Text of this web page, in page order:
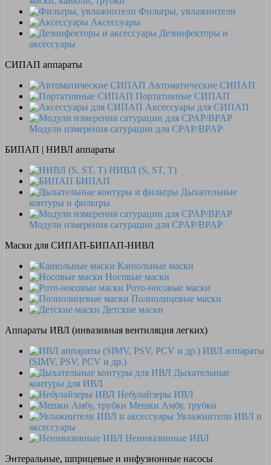
Фильтры, увлажнители
Аксессуары
Дезинфекторы и
аксессуары
СИПАП аппараты
Автоматические СИПАП
Портативные СИПАП
Аксессуары для СИПАП
Модули измерения сатурации для CPAP/BPAP
БИПАП | НИВЛ аппараты
НИВЛ (S, ST, T)
БИПАП
Дыхательные
контуры и фильтры
Модули измерения сатурации для CPAP/BPAP
Маски для СИПАП-БИПАП-НИВЛ
Канюльные маски
Носовые маски
Рото-носовые маски
Полнолицевые маски
Детские маски
Аппараты ИВЛ (инвазивная вентиляция легких)
ИВЛ аппараты
(SIMV, PSV, PCV и др.)
Дыхательные
контуры для ИВЛ
Небулайзеры ИВЛ
Мешки Амбу, трубки
Увлажнители ИВЛ и
аксессуары
Неинвазивные ИВЛ
Энтеральные, шприцевые и инфузионные насосы